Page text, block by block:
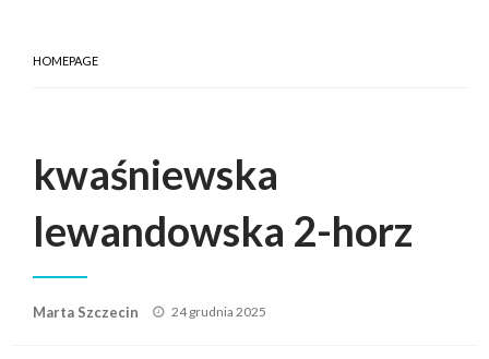
HOMEPAGE
kwaśniewska
lewandowska 2-horz
Marta Szczecin
Posted
24 grudnia 2025